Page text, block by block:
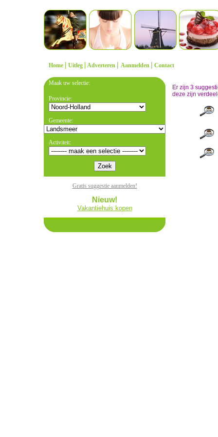
Home | Uitleg | Adverteren | Aanmelden | Contact
Maak uw selectie:
Provincie:
Gemeente:
Activiteit:
Gratis suggestie aanmelden!
Nieuw!
Vakantiehuis kopen
Er zijn 3
deze zijn